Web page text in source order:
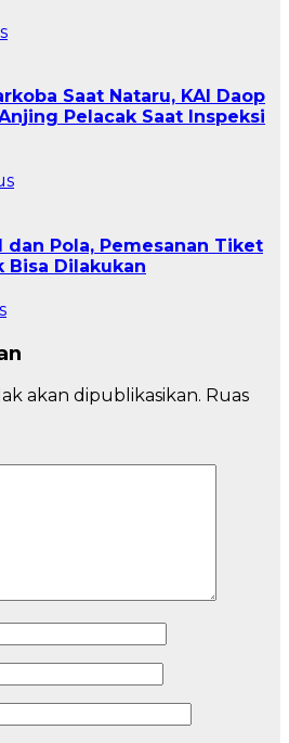
Saat Nataru, KAI Daop
Pelacak Saat Inspeksi
dan Pola, Pemesanan Tiket
Bisa Dilakukan
akan dipublikasikan. Ruas